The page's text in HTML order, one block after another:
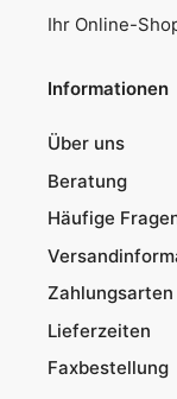
Ihr Online-
Informationen
Über uns
Beratung
Häufige
Zahlungsarten
Lieferzeiten
Faxbestellung